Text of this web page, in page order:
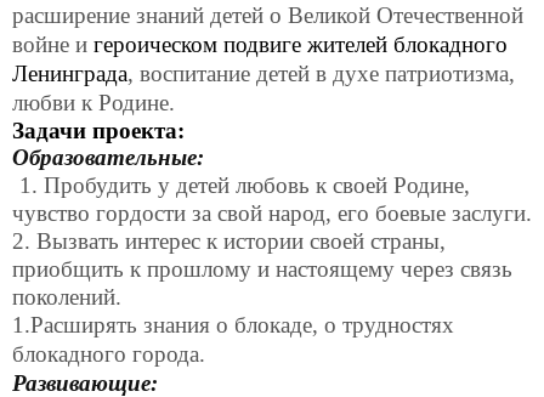
расширение знаний детей о Великой Отечественной
войне и героическом подвиге жителей блокадного
Ленинграда, воспитание детей в духе патриотизма,
любви к Родине.
Задачи проекта:
Образовательные:
1. Пробудить у детей любовь к своей Родине,
чувство гордости за свой народ, его боевые заслуги.
2. Вызвать интерес к истории своей страны,
приобщить к прошлому и настоящему через связь
поколений.
1.Расширять знания о блокаде, о трудностях
блокадного города.
Развивающие: